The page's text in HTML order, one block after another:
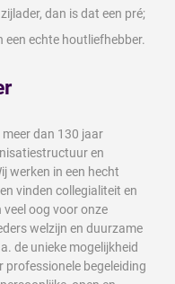
dan is dat een pré;
een echte houtliefhebber.
dan 130 jaar
en
werken in een hecht
vinden collegialiteit en
oog voor onze
welzijn en duurzame
de unieke mogelijkheid
begeleiding